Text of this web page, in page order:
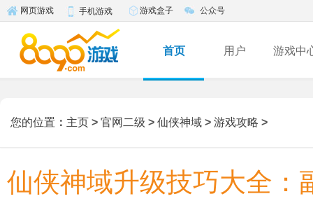
网页游戏 手机游戏 游戏盒子 公众号
首页 用户 游戏中
您的位置 ： 主页 > 官网二级 > 仙侠神域 > 游戏攻略 >
仙侠神域升级技巧大全：